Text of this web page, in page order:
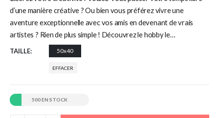
d’une manière créative ? Ou bien vous préférez vivre une
aventure exceptionnelle avec vos amis en devenant de vrais
artistes ? Rien de plus simple ! Découvrez le hobby le…
TAILLE 50x40
EFFACER
500 EN STOCK